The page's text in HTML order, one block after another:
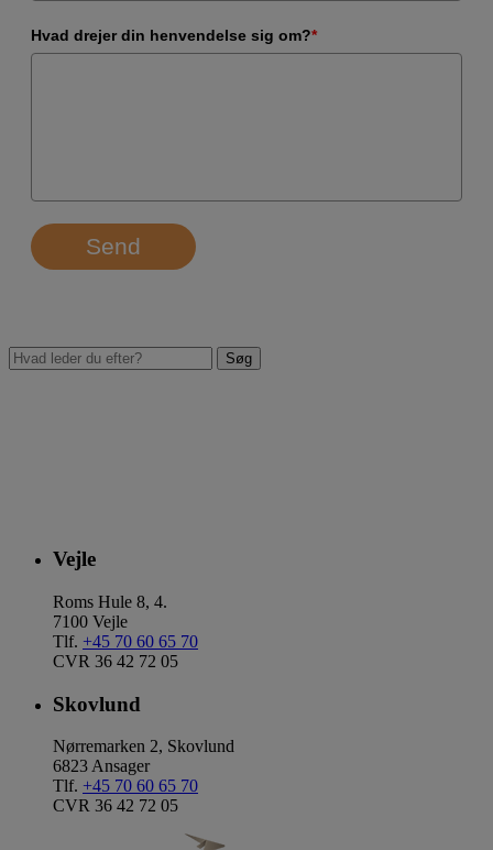
Hvad drejer din henvendelse sig om?*
Send
Vejle
Roms Hule 8, 4.
7100 Vejle
Tlf. +45 70 60 65 70
CVR 36 42 72 05
Skovlund
Nørremarken 2, Skovlund
6823 Ansager
Tlf. +45 70 60 65 70
CVR 36 42 72 05